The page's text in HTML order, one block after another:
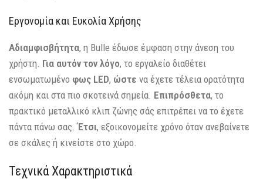
Εργονομία και Ευκολία Χρήσης
Αδιαμφισβήτητα, η Bulle έδωσε έμφαση στην άνεση του
χρήστη. Για αυτόν τον λόγο, το εργαλείο διαθέτει
ενσωματωμένο φως LED, ώστε να έχετε τέλεια ορατότητα
ακόμη και στα πιο σκοτεινά σημεία. Επιπρόσθετα, το
πρακτικό μεταλλικό κλιπ ζώνης σάς επιτρέπει να το έχετε
πάντα πάνω σας.Έτσι, εξοικονομείτε χρόνο όταν ανεβαίνετε
σε σκάλες ή κινείστε στο χώρο.
Τεχνικά Χαρακτηριστικά